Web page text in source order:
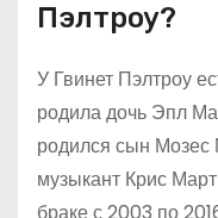
Пэлтроу?
У Гвинет Пэлтроу
родила дочь Эпл
родился сын Мозес
музыкант Крис